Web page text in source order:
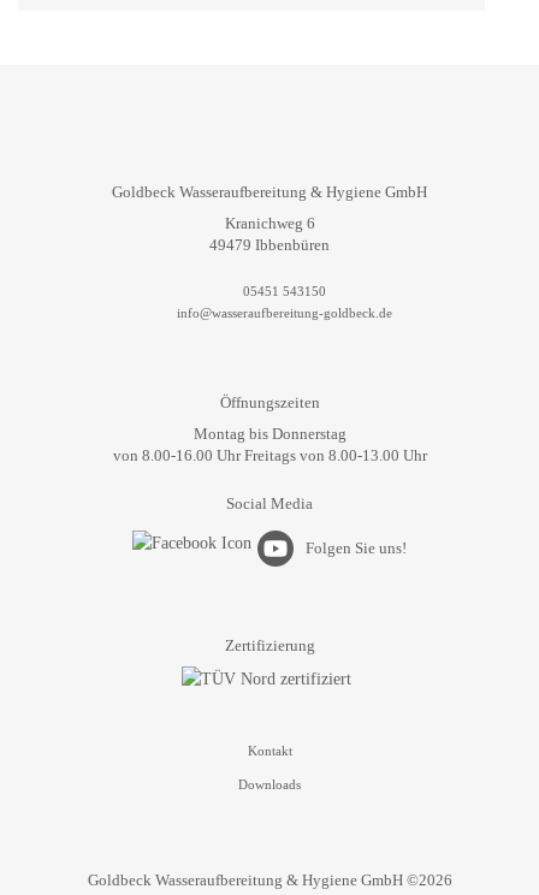
Goldbeck Wasseraufbereitung & Hygiene GmbH
Kranichweg 6
49479 Ibbenbüren
05451 543150
info@wasseraufbereitung-goldbeck.de
Öffnungszeiten
Montag bis Donnerstag
von 8.00-16.00 Uhr Freitags von 8.00-13.00 Uhr
Social Media
Folgen Sie uns!
Zertifizierung
Kontakt
Downloads
Goldbeck Wasseraufbereitung & Hygiene GmbH ©2026